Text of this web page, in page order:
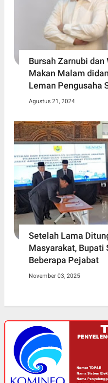
Bursah Zarnubi
Makan Malam
Leman Pengusaha
Agustus 21, 2024
Setelah Lama
Masyarakat, Bupati
Beberapa Pejabat
November 03, 2025